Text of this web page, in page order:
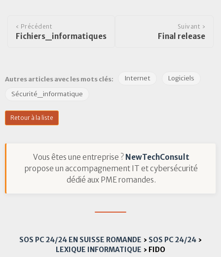
‹ Précédent
Fichiers_informatiques
Suivant ›
Final release
Autres articles avec les mots clés: Internet
Logiciels
Sécurité_informatique
Retour à la liste
Vous êtes une entreprise ? NewTechConsult
propose un accompagnement IT et cybersécurité
dédié aux PME romandes.
SOS PC 24/24 EN SUISSE ROMANDE › SOS PC 24/24 ›
LEXIQUE INFORMATIQUE › FIDO